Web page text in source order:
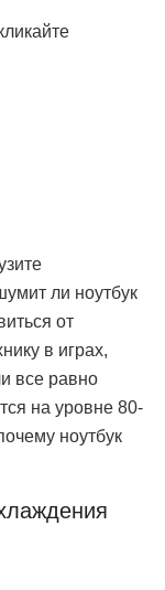
ли ноутбук
от
в играх,
все равно
на уровне 80-
ноутбук